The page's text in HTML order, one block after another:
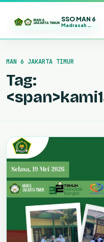
SSO MAN 6
Madrasah Maju | Bermutu | Mendunia
keMAN 6 JAKARTA TIMUR
Tag: